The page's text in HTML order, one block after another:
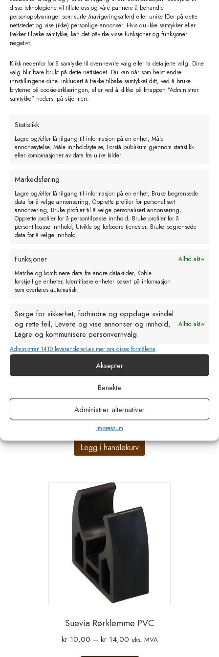
disse teknologiene vil tillate oss og våre partnere å behandle
personopplysninger som surfe-/navigeringsatferd eller unike IDer på dette
nettstedet og vise (ikke) personlige annonser. Hvis du ikke samtykker eller
trekker tilbake samtykke, kan det påvirke visse funksjoner og funksjoner
negativt.
Klikk nedenfor for å samtykke til ovennevnte valg eller ta detaljerte valg. Dine
valg blir bare brukt på dette nettstedet. Du kan når som helst endre
innstillingene dine, inkludert å trekke tilbake samtykket ditt, ved å bruke
bryterne på cookie-erklæringen, eller ved å klikke på knappen "Administrer
samtykke" nederst på skjermen.
Statistikk
Lagre og/eller få tilgang til informasjon på en enhet, Måle
annonseytelse, Måle innholdsytelse, Forstå publikum gjennom statistikk
eller kombinasjoner av data fra ulike kilder.
Markedsføring
Lagre og/eller få tilgang til informasjon på en enhet, Bruke begrensede
data for å velge annonsering, Opprette profiler for personalisert
annonsering, Bruke profiler til å velge personalisert annonsering,
Opprette profiler for å persontilpasse innhold, Bruke profiler for å
persontilpasse innhold, Utvikle og forbedre tjenester, Bruke begrensede
data for å velge innhold.
Funksjoner
Alltid aktiv
Matche og kombinere data fra andre datakilder, Koble
forskjellige enheter, Identifisere enheter basert på informasjon
som overføres automatisk.
Sørge for sikkerhet, forhindre og oppdage svindel
og rette feil, Levere og vise annonser og innhold,
Lagre og kommunisere personvernvalg.
Alltid aktiv
Administrer 1410 leverandørerLes mer om disse formålene
Aksepter
Benekte
Administrer alternativer
Impressum
kr17500,00 eks. MVA
Legg i handlekurv
Autotanker super rustfri 13ltr –
flotør
kr574,00 eks. MVA
Legg i handlekurv
Suevia Rørklemme PVC
kr10,00 – kr14,00Prisområde:
eks. MVA
Dette